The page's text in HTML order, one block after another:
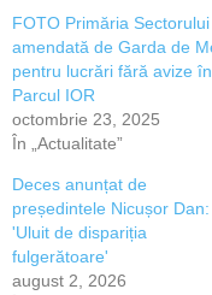
FOTO Primăria Sectorului
amendată de Garda de
pentru lucrări fără avize în
Parcul IOR
octombrie 23, 2025
În „Actualitate”
Deces anunțat de
președintele Nicușor Dan:
'Uluit de dispariția
fulgerătoare'
august 2, 2026